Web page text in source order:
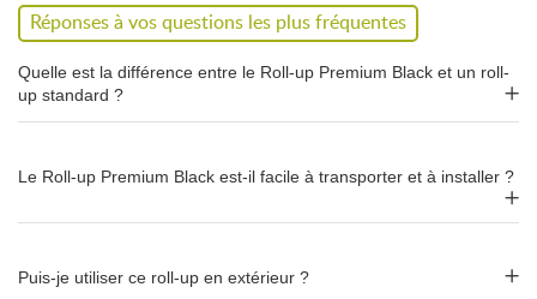
facilité
Le mécanisme enrouleur permet un montage en quelques
secondes, sans outil. Avec environ
Astuce terrain : le sac rembourré protège efficacement la structure
Réponses à vos questions les plus fréquentes
Quelle est la différence entre le Roll-up Premium Black et un roll-
up standard ?
Le Roll-up Premium Black est-il facile à transporter et à installer ?
Puis-je utiliser ce roll-up en extérieur ?